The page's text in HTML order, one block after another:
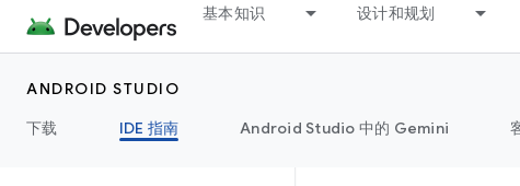
基本知识 设计和规划
ANDROID STUDIO
下载
IDE 指南 Android Studio 中的 Gemini